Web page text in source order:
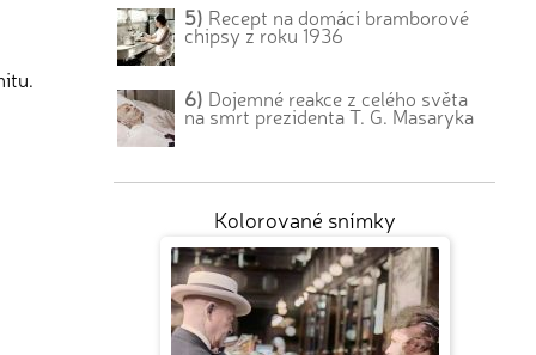
5) Recept na domácí bramborové
chipsy z roku 1936
6) Dojemné reakce z celého světa
na smrt prezidenta T. G. Masaryka
Kolorované snímky